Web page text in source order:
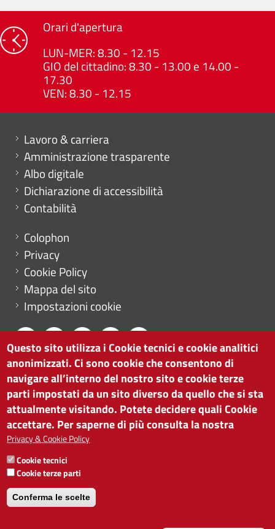
Orari d'apertura
LUN-MER: 8.30 - 12.15
GIO del cittadino: 8.30 - 13.00 e 14.00 -
17.30
VEN: 8.30 - 12.15
Mini menu di servizio
Lavoro & carriera
Amministrazione trasparente
Albo digitale
Dichiarazione di accessibilità
Contabilità
Menu footer
Colophon
Privacy
Cookie Policy
Mappa del sito
Impostazioni cookie
CAMERA DI COMMERCIO DI BOLZANO
via Alto Adige 60 | I-39100 Bolzano
tel. 0471 945 511 |info@camcom.bz.it
Partita IVA: 00376420212
ISTITUTO PER LA PROMOZIONE DELLO
SVILUPPO ECONOMICO
Partita IVA: 01716880214
Questo sito utilizza i Cookie tecnici e cookie analitici
anonimizzati. Ci sono cookie che consentono di
navigare all’interno del nostro sito e cookie terze
parti impostati da un sito diverso da quello che si sta
attualmente visitando. Potete decidere quali Cookie
accettare. Per saperne di più consulta la nostra
Privacy & Cookie Policy
Cookie tecnici
Cookie terze parti
Conferma le scelte